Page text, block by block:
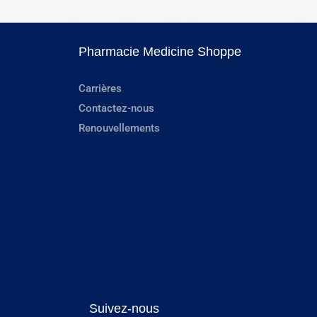
Pharmacie Medicine Shoppe
Carrières
Contactez-nous
Renouvellements
Suivez-nous